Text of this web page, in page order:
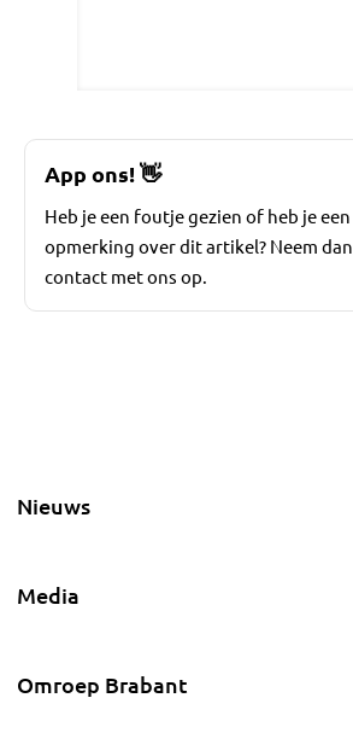
App ons!👋
Heb je een foutje gezien of heb je een
opmerking over dit artikel? Neem dan
contact met ons op.
Nieuws
Media
Omroep Brabant